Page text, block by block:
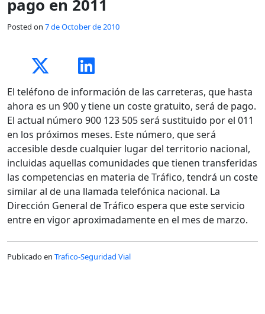
pago en 2011
Posted on 7 de October de 2010
El teléfono de información de las carreteras, que hasta
ahora es un 900 y tiene un coste gratuito, será de pago.
El actual número 900 123 505 será sustituido por el 011
en los próximos meses. Este número, que será
accesible desde cualquier lugar del territorio nacional,
incluidas aquellas comunidades que tienen transferidas
las competencias en materia de Tráfico, tendrá un coste
similar al de una llamada telefónica nacional. La
Dirección General de Tráfico espera que este servicio
entre en vigor aproximadamente en el mes de marzo.
Publicado en Trafico-Seguridad Vial